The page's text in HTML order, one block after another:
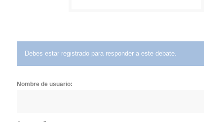
Debes estar registrado para responder a este debate.
Nombre de usuario: